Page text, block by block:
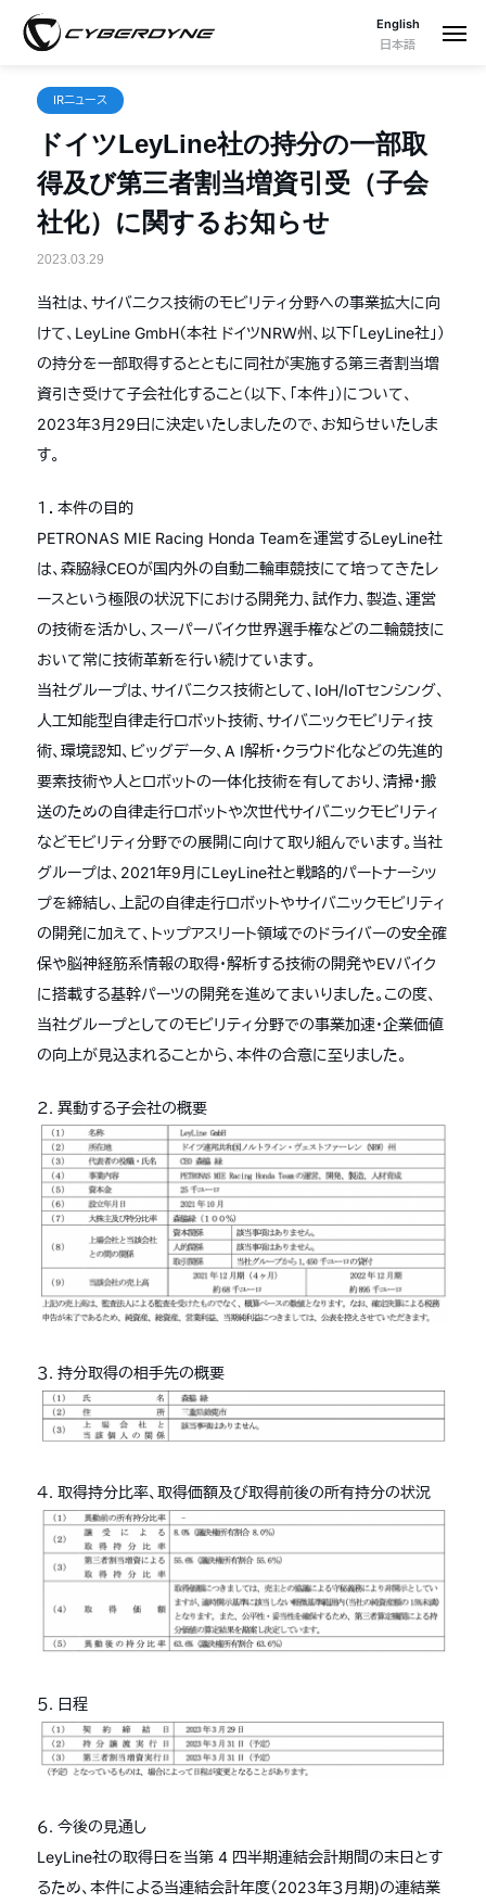
English
日本語
IRニュース
ドイツLeyLine社の持分の一部取
得及び第三者割当増資引受（子会
社化）に関するお知らせ
2023.03.29
当社は、サイバニクス技術のモビリティ分野への事業拡大に向
けて、LeyLine GmbH（本社 ドイツNRW州、以下「LeyLine社」）
の持分を一部取得するとともに同社が実施する第三者割当増
資引き受けて子会社化すること（以下、「本件」）について、
2023年3月29日に決定いたしましたので、お知らせいたしま
す。
１．本件の目的
PETRONAS MIE Racing Honda Teamを運営するLeyLine社
は、森脇緑CEOが国内外の自動二輪車競技にて培ってきたレ
ースという極限の状況下における開発力、試作力、製造、運営
の技術を活かし、スーパーバイク世界選手権などの二輪競技に
おいて常に技術革新を行い続けています。
当社グループは、サイバニクス技術として、IoH/IoTセンシング、
人工知能型自律走行ロボット技術、サイバニックモビリティ技
術、環境認知、ビッグデータ、A I解析・クラウド化などの先進的
要素技術や人とロボットの一体化技術を有しており、清掃・搬
送のための自律走行ロボットや次世代サイバニックモビリティ
などモビリティ分野での展開に向けて取り組んでいます。当社
グループは、2021年9月にLeyLine社と戦略的パートナーシッ
プを締結し、上記の自律走行ロボットやサイバニックモビリティ
の開発に加えて、トップアスリート領域でのドライバーの安全確
保や脳神経筋系情報の取得・解析する技術の開発やEVバイク
に搭載する基幹パーツの開発を進めてまいりました。この度、
当社グループとしてのモビリティ分野での事業加速・企業価値
の向上が見込まれることから、本件の合意に至りました。
２. 異動する子会社の概要
３. 持分取得の相手先の概要
４. 取得持分比率、取得価額及び取得前後の所有持分の状況
５. 日程
６. 今後の見通し
LeyLine社の取得日を当第 4 四半期連結会計期間の末日とす
るため、本件による当連結会計年度（2023年３月期)の連結業